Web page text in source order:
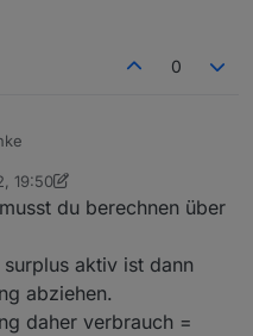
0
installiert und kann auch
aktuelle Verbrauch. Habt
ich diesen Wert bekommen
Schnittstelle vom
vom HomeManager
diesen Wert vermutlich
19:50
5. Jan. 2022, 21:54
du berechnen über
aktiv ist dann
abziehen.
daher verbrauch =